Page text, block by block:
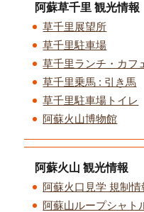
阿蘇草千里 観光情報
草千里展望所
草千里駐車場
草千里ランチ・カフ
草千里乗馬 : 引き馬
草千里駐車場トイレ
阿蘇火山博物館
阿蘇火山 観光情報
阿蘇火口見学 規制情
阿蘇山ループシャト